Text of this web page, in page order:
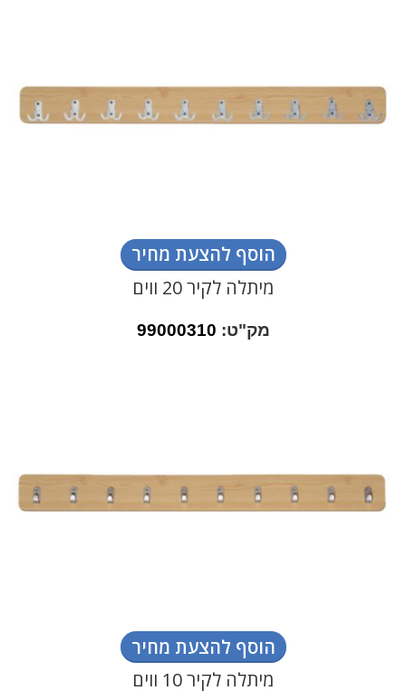
הוסף להצעת מחיר
מיתלה לקיר 20 ווים
מק"ט: 99000310
הוסף להצעת מחיר
מיתלה לקיר 10 ווים